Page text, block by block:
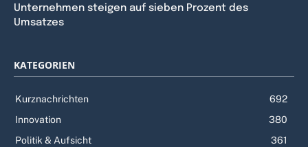
Unternehmen steigen auf sieben Prozent des
Umsatzes
KATEGORIEN
Kurznachrichten
692
Innovation
380
Politik & Aufsicht
361